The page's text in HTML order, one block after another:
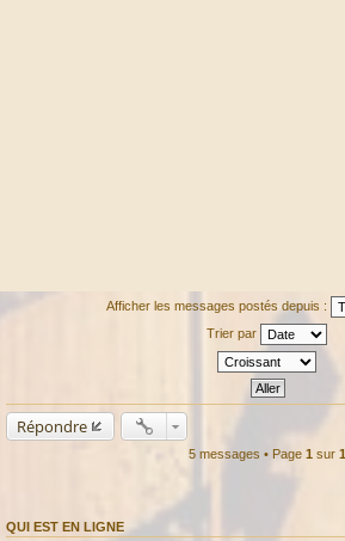
Afficher les messages postés depuis :
Trier par
Répondre
5 messages • Page 1 sur 1
QUI EST EN LIGNE